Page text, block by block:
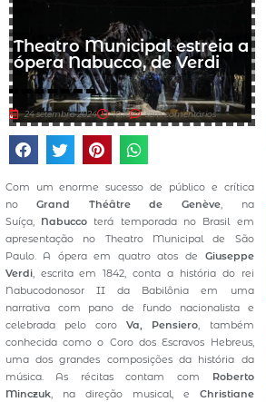
Theatro Municipal estreia a
ópera Nabucco, de Verdi
24 setembro 2024 10:16 sem comentários
Com um enorme sucesso de público e crítica
noGrand Théâtre de Genève , na
Suíça, Nabucco terá temporada no Brasil em
apresentação no Theatro Municipal de São
Paulo. A ópera em quatro atos de Giuseppe
Verdi, escrita em 1842, conta a história do rei
Nabucodonosor II da Babilônia em uma
narrativa com pano de fundo nacionalista e
celebrada pelo coroVa, Pensiero , também
conhecida como o Coro dos Escravos Hebreus,
uma dos grandes composições da história da
música. As récitas contam com
Roberto
Minczuk, na direção musical, e Christiane